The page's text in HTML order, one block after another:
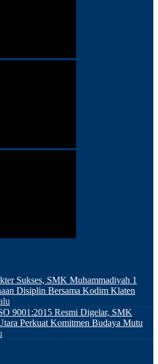
Sukses, SMK Muhammadiyah 1
Disiplin Bersama Kodim Klaten
9001:2015 Resmi Digelar, SMK
Perkuat Komitmen Budaya Mutu